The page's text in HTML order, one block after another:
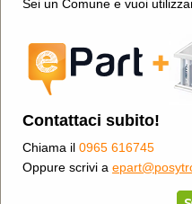
Sei un Comune e vuoi
Contattaci subito!
Chiama il 0965 616745
Oppure scrivi a